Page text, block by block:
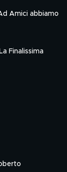
Amici abbiamo
Finalissima